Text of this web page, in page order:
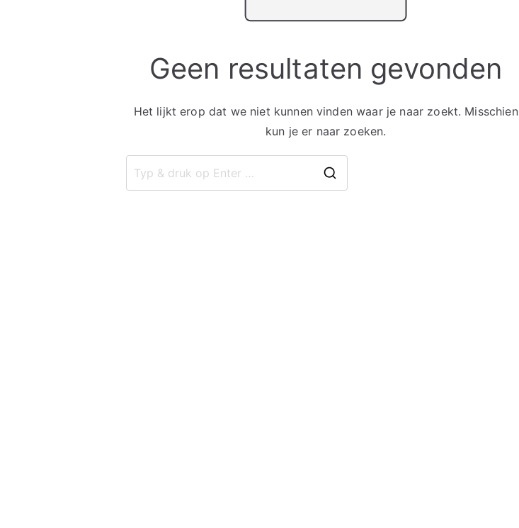
Geen resultaten gevonden
Het lijkt erop dat we niet kunnen vinden waar je naar zoekt. Misschien
kun je er naar zoeken.